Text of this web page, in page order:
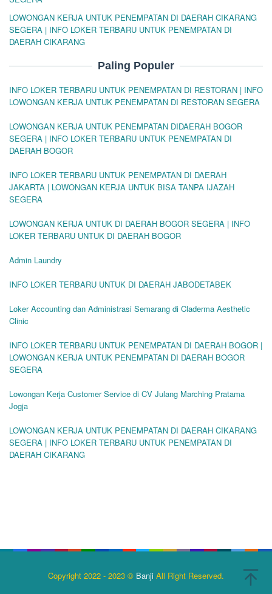
LOWONGAN KERJA UNTUK PENEMPATAN DI DAERAH CIKARANG
SEGERA | INFO LOKER TERBARU UNTUK PENEMPATAN DI
DAERAH CIKARANG
Paling Populer
INFO LOKER TERBARU UNTUK PENEMPATAN DI RESTORAN | INFO
LOWONGAN KERJA UNTUK PENEMPATAN DI RESTORAN SEGERA
LOWONGAN KERJA UNTUK PENEMPATAN DIDAERAH BOGOR
SEGERA | INFO LOKER TERBARU UNTUK PENEMPATAN DI
DAERAH BOGOR
INFO LOKER TERBARU UNTUK PENEMPATAN DI DAERAH
JAKARTA | LOWONGAN KERJA UNTUK BISA TANPA IJAZAH
SEGERA
LOWONGAN KERJA UNTUK DI DAERAH BOGOR SEGERA | INFO
LOKER TERBARU UNTUK DI DAERAH BOGOR
Admin Laundry
INFO LOKER TERBARU UNTUK DI DAERAH JABODETABEK
Loker Accounting dan Administrasi Semarang di Claderma Aesthetic
Clinic
INFO LOKER TERBARU UNTUK PENEMPATAN DI DAERAH BOGOR |
LOWONGAN KERJA UNTUK PENEMPATAN DI DAERAH BOGOR
SEGERA
Lowongan Kerja Customer Service di CV Julang Marching Pratama
Jogja
LOWONGAN KERJA UNTUK PENEMPATAN DI DAERAH CIKARANG
SEGERA | INFO LOKER TERBARU UNTUK PENEMPATAN DI
DAERAH CIKARANG
Copyright 2022 - 2023 © Banji All Right Reserved.